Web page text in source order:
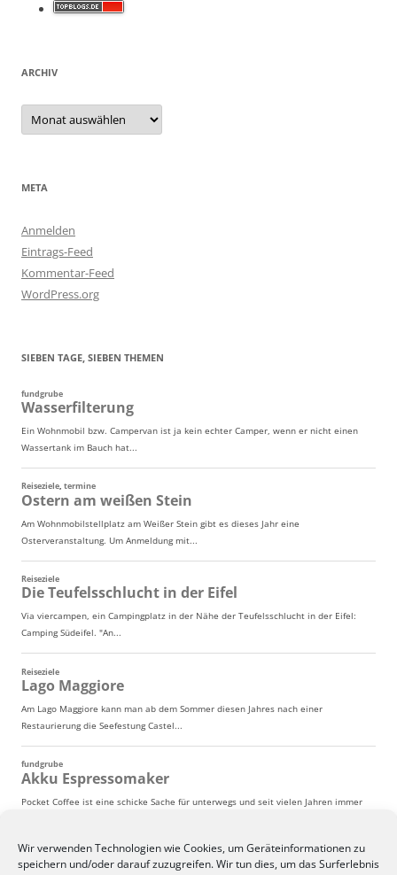
Wir verwenden Technologien wie Cookies, um Geräteinformationen zu
speichern und/oder darauf zuzugreifen. Wir tun dies, um das Surferlebnis
ARCHIV
Archiv
META
Anmelden
Eintrags-Feed
Kommentar-Feed
WordPress.org
SIEBEN TAGE, SIEBEN THEMEN